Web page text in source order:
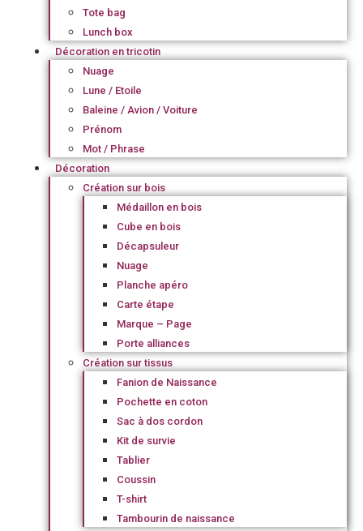
Tote bag
Lunch box
Décoration en tricotin
Nuage
Lune / Etoile
Baleine / Avion / Voiture
Prénom
Mot / Phrase
Décoration
Création sur bois
Médaillon en bois
Cube en bois
Décapsuleur
Nuage
Planche apéro
Carte étape
Marque – Page
Porte alliances
Création sur tissus
Fanion de Naissance
Pochette en coton
Sac à dos cordon
Kit de survie
Tablier
Coussin
T-shirt
Tambourin de naissance